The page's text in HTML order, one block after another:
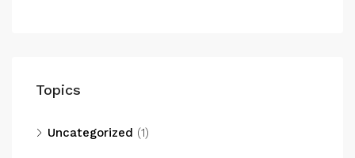
Topics
Uncategorized (1)